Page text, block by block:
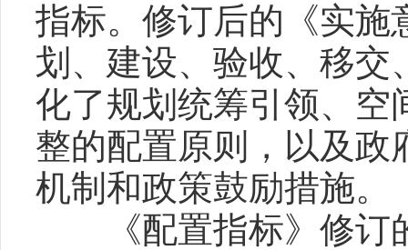
指标。修订后的《实施
划、建设、验收、移交
化了规划统筹引领、空
整的配置原则，以及政
机制和政策鼓励措施。
《配置指标》修订